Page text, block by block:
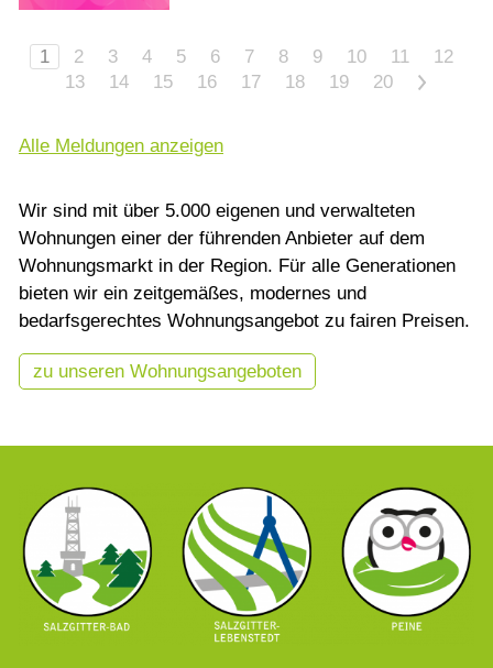
1 2 3 4 5 6 7 8 9 10 11
12
13
14 15 16 17 18 19 20 >
Alle Meldungen anzeigen
Wir sind mit über 5.000 eigenen und verwalteten
Wohnungen einer der führenden Anbieter auf dem
Wohnungsmarkt in der Region. Für alle Generationen
bieten wir ein zeitgemäßes, modernes und
bedarfsgerechtes Wohnungsangebot zu fairen Preisen.
zu unseren Wohnungsangeboten